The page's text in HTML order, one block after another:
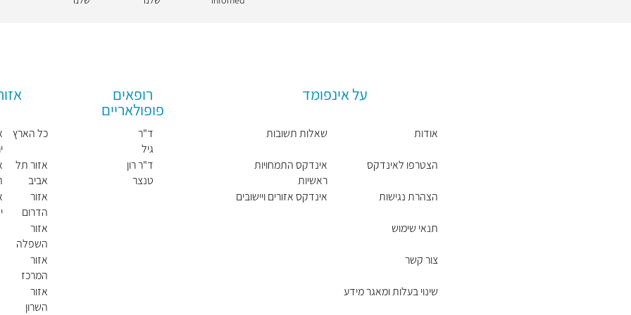
על אינפומד
אודות
הצטרפו לאינדקס
הצהרת נגישות
תנאי שימוש
צור קשר
שינוי בעלות ומאגר מידע
שאלות תשובות
אינדקס התמחויות
ראשיות
אינדקס אזורים ויישובים
רופאים
פופולאריים
ד"ר
גיל
נרדיני
ד"ר רון
טנצר
כל הארץ
אזור תל
אביב
אזור
הדרום
אזור
השפלה
אזור
המרכז
אזור
השרון